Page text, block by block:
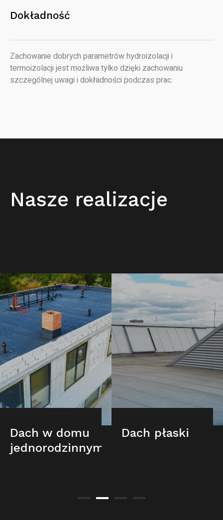
Dokładność
Zachowanie dobrych parametrów hydroizolacji i
termoizolacji jest możliwa tylko dzięki zachowaniu
szczególnej uwagi i dokładności podczas prac.
Nasze realizacje
Dach w domu
jednorodzinnym
Dach płaski